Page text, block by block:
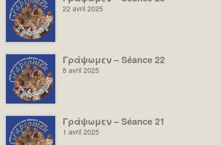
22 avril 2025
Image : Γράψωμεν – Séance 22
8 avril 2025
Image : Γράψωμεν – Séance 21
1 avril 2025